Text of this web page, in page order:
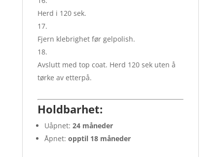
Herd i 120 sek.
Fjern klebrighet før gelpolish.
Avslutt med top coat. Herd 120 sek uten å
tørke av etterpå.
Holdbarhet:
Uåpnet: 24 måneder
Åpnet: opptil 18 måneder